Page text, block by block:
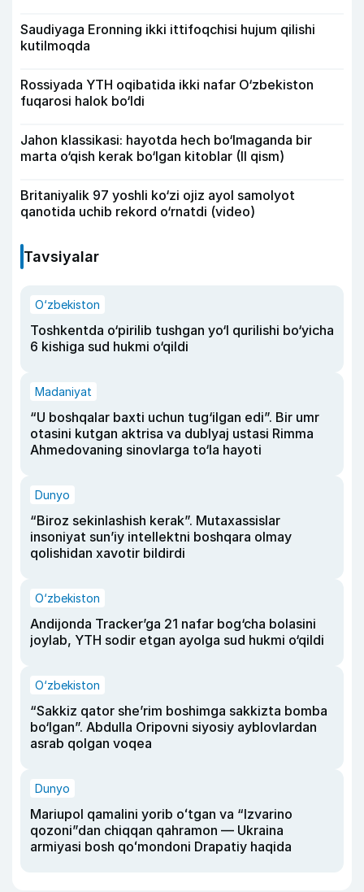
Saudiyaga Eronning ikki ittifoqchisi hujum qilishi
kutilmoqda
Rossiyada YTH oqibatida ikki nafar O‘zbekiston
fuqarosi halok bo‘ldi
Jahon klassikasi: hayotda hech bo‘lmaganda bir
marta o‘qish kerak bo‘lgan kitoblar (II qism)
Britaniyalik 97 yoshli ko‘zi ojiz ayol samolyot
qanotida uchib rekord o‘rnatdi (video)
Tavsiyalar
O‘zbekiston
Toshkentda o‘pirilib tushgan yo‘l qurilishi bo‘yicha
6 kishiga sud hukmi o‘qildi
Madaniyat
“U boshqalar baxti uchun tug‘ilgan edi”. Bir umr
otasini kutgan aktrisa va dublyaj ustasi Rimma
Ahmedovaning sinovlarga to‘la hayoti
Dunyo
“Biroz sekinlashish kerak”. Mutaxassislar
insoniyat sun’iy intellektni boshqara olmay
qolishidan xavotir bildirdi
O‘zbekiston
Andijonda Tracker’ga 21 nafar bog‘cha bolasini
joylab, YTH sodir etgan ayolga sud hukmi o‘qildi
O‘zbekiston
“Sakkiz qator she’rim boshimga sakkizta bomba
bo‘lgan”. Abdulla Oripovni siyosiy ayblovlardan
asrab qolgan voqea
Dunyo
Mariupol qamalini yorib oʻtgan va “Izvarino
qozoni”dan chiqqan qahramon — Ukraina
armiyasi bosh qoʻmondoni Drapatiy haqida